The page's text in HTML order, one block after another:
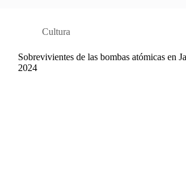
Cultura
Sobrevivientes de las bombas atómicas en
2024